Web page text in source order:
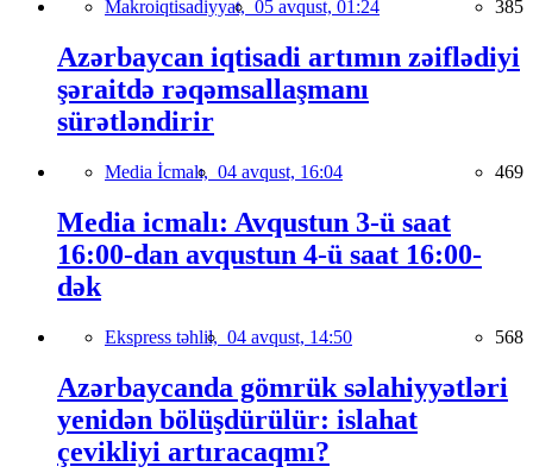
Makroiqtisadiyyat, 05 avqust, 01:24 385
Azərbaycan iqtisadi artımın zəiflədiyi
şəraitdə rəqəmsallaşmanı
sürətləndirir
Media İcmalı, 04 avqust, 16:04 469
Media icmalı: Avqustun 3-ü saat
16:00-dan avqustun 4-ü saat 16:00-
dək
Ekspress təhlil, 04 avqust, 14:50 568
Azərbaycanda gömrük səlahiyyətləri
yenidən bölüşdürülür: islahat
çevikliyi artıracaqmı?